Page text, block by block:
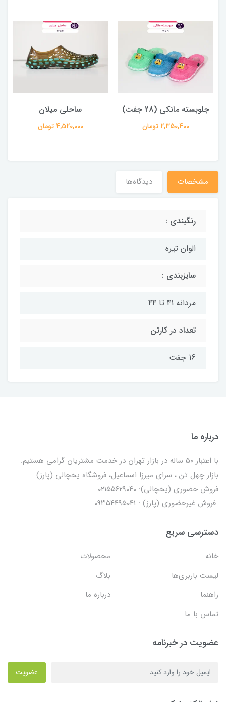
جلوبسته مانکی (28 جفت)
2,350,400 تومان
ساحلی میلان
4,520,000 تومان
مشخصات دیدگاه‌ها
رنگبندی :
الوان تیره
سایزبندی :
مردانه 41 تا 44
تعداد در کارتن
16 جفت
درباره ما
با اعتبار ۵۰ ساله در بازار تهران در خدمت مشتریان گرامی هستیم.
بازار چهل تن ، سرای میرزا اسماعیل، فروشگاه یخچالی‌ (پارز)
فروش حضوری (یخچالی): ۰۲۱۵۵۶۲۹۰۴۰
فروش غیرحضوری (پارز) : ۰۹۳۵۴۴۹۵۰۴۱
دسترسی سریع
خانه
محصولات
لیست باربری‌ها
بلاگ
راهنما
درباره ما
تماس با ما
عضویت در خبرنامه
عضویت